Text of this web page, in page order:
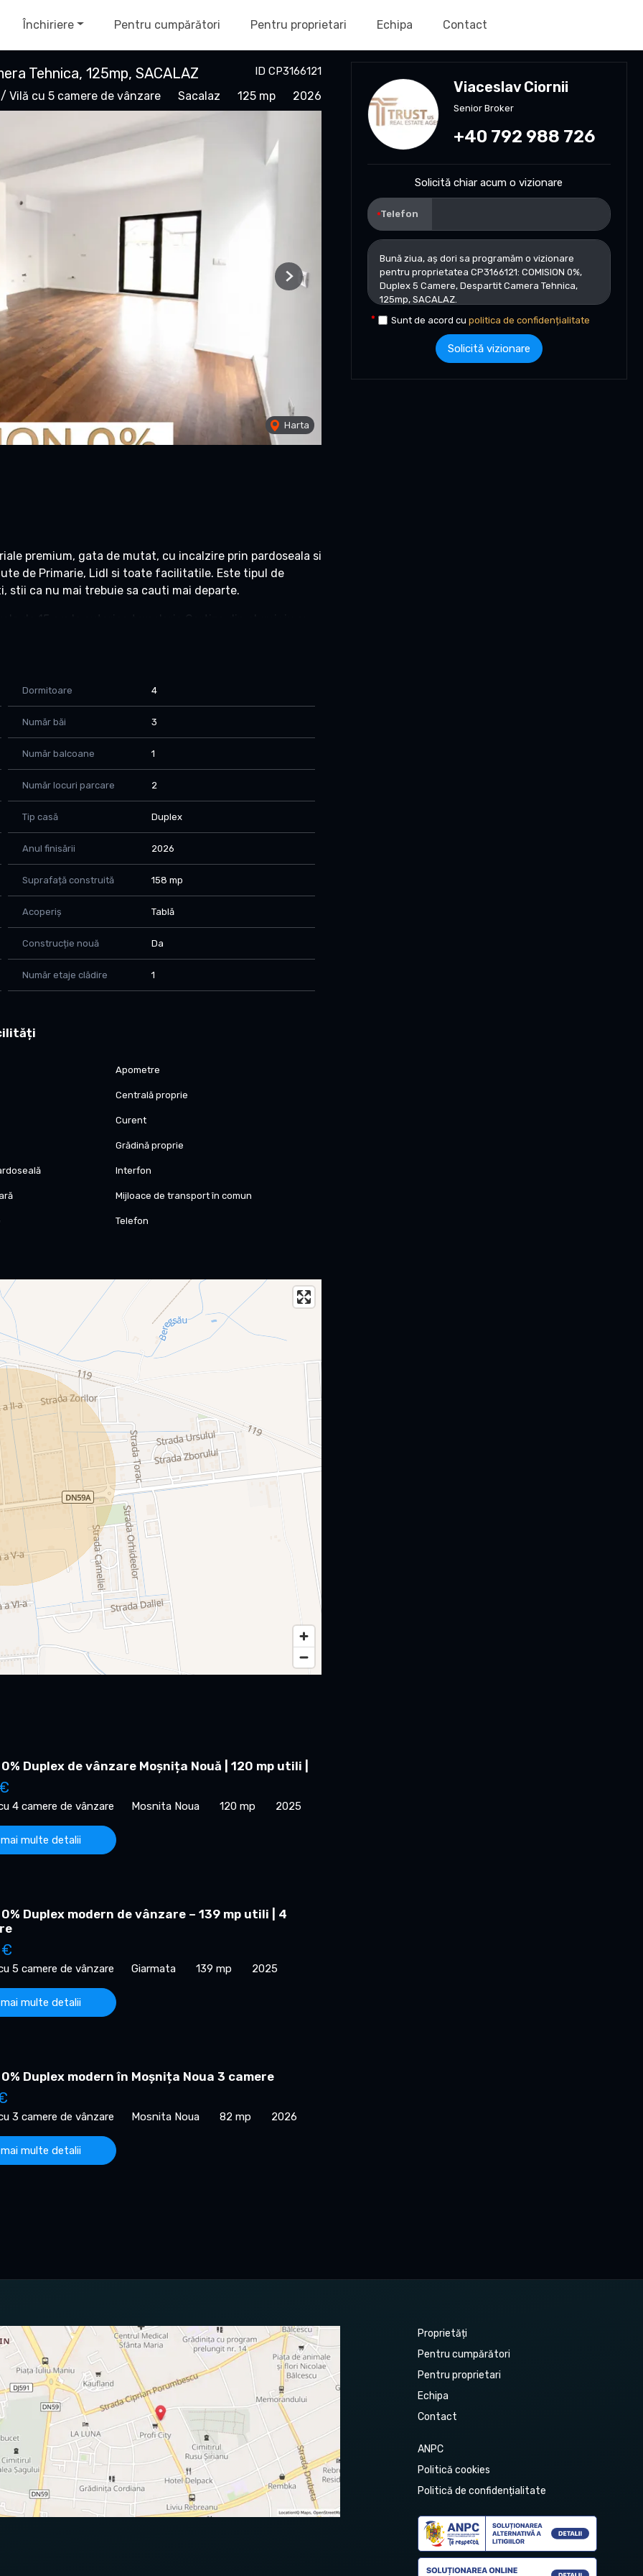
Închiriere Pentru cumpărători Pentru proprietari Echipa Contact
ID CP3166121
Tehnica, 125mp, SACALAZ
/ Vilă cu 5 camere de vânzare Sacalaz 125 mp 2026
Harta
Next
premium, gata de mutat, cu incalzire prin pardoseala si
de Primarie, Lidl si toate facilitatile. Este tipul de
stii ca nu mai trebuie sa cauti mai departe.
de 15 cm la exterior, tamplarie Cortizo din aluminiu cu
prin pardoseala termostata – fiecare camera la
de parcare incluse. Curtea cu gazon cu sistem de
facilitati. Toate utilitatile trase: curent, gaz, apa,
nimic altceva
de top, facturi reduse
Dormitoare 4
Număr băi 3
Număr balcoane 1
Număr locuri parcare 2
Tip casă Duplex
Anul finisării 2026
Suprafață construită 158 mp
Acoperiș Tablă
Construcție nouă Da
Număr etaje clădire 1
Apometre
Centrală proprie
Curent
Grădină proprie
Interfon
Mijloace de transport în comun
Telefon
Viaceslav Ciornii
Senior Broker
+40 792 988 726
Solicită chiar acum o vizionare
Telefon
Sunt de acord cu politica de confidențialitate
Solicită vizionare
Duplex de vânzare Moșnița Nouă | 120 mp utili |
4 camere de vânzare Mosnita Noua 120 mp 2025
multe detalii
Duplex modern de vânzare – 139 mp utili | 4
€
5 camere de vânzare Giarmata 139 mp 2025
multe detalii
Duplex modern în Moșnița Noua 3 camere
3 camere de vânzare Mosnita Noua 82 mp 2026
multe detalii
Proprietăți
Pentru cumpărători
Pentru proprietari
Echipa
Contact
ANPC
Politică cookies
Politică de confidențialitate